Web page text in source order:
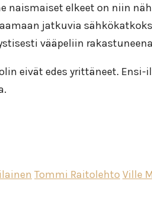
naismaiset elkeet on niin
jatkuvia
vääpeliin
eivät edes yrittäneet. Ensi-
Tommi Raitolehto Ville